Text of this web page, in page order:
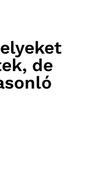
de